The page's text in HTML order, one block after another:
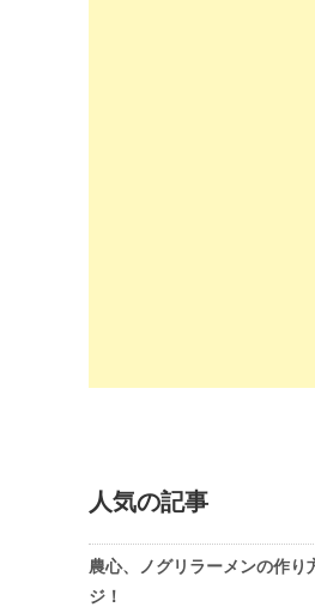
人気の記事
農心、ノグリラーメンの作り
ジ！